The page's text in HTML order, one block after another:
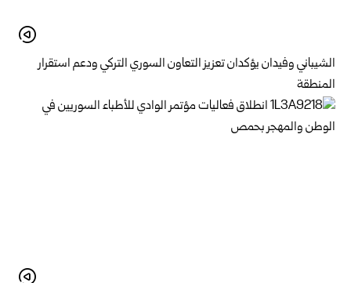
الشيباني وفيدان يؤكدان تعزيز التعاون السوري التركي ودعم استقرار
المنطقة